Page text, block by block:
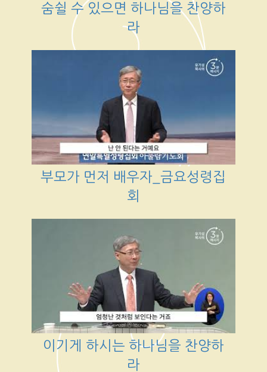
숨쉴 수 있으면 하나님을 찬양하
라
부모가 먼저 배우자_금요성령집
회
이기게 하시는 하나님을 찬양하
라